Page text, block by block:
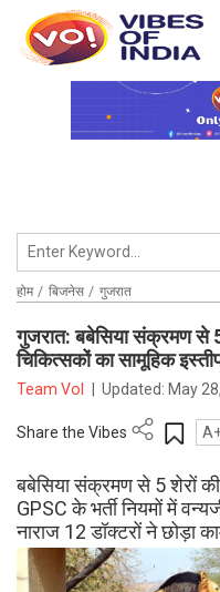
होम बिजनेस गुजरात
गुजरात: बबेसिया संक्रमण से
चिकित्सकों का सामूहिक
Team VoI Updated: May
Share the Vibes
बबेसिया संक्रमण से 5 शेरों
GPSC के भर्ती नियमों में
नाराज 12 डॉक्टरों ने छोड़ा